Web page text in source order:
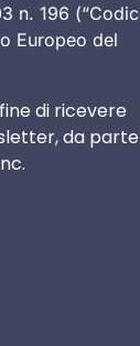
n. 196
Europeo del
di ricevere
da